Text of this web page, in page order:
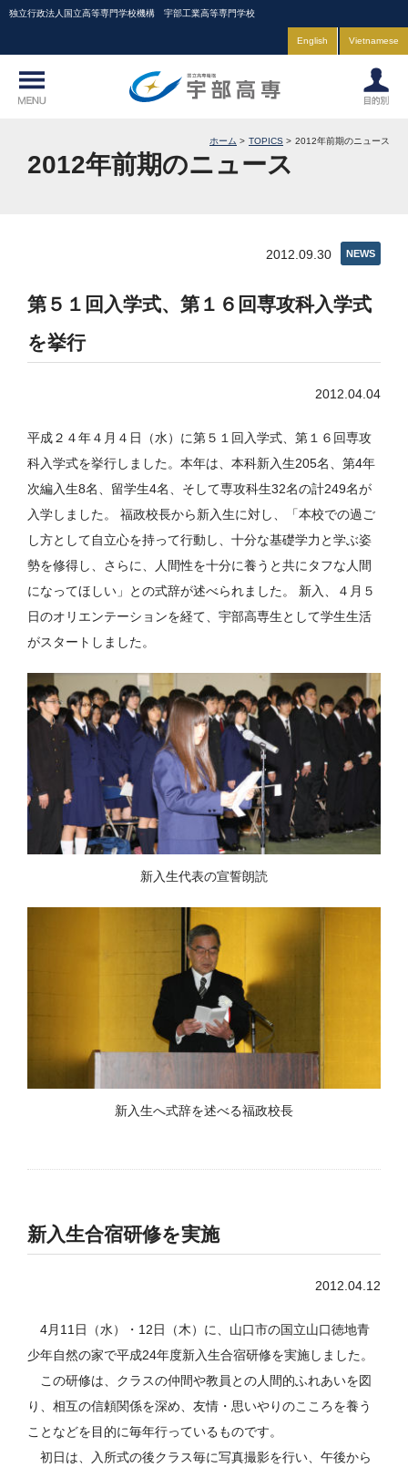
独立行政法人国立高等専門学校機構 宇部工業高等専門学校
English Vietnamese
ホーム TOPICS 2012年前期のニュース
2012年前期のニュース
NEWS
2012.09.30
第５１回入学式、第１６回専攻科入学式
を挙行
2012.04.04
平成２４年４月４日（水）に第５１回入学式、第１６回専攻
科入学式を挙行しました。本年は、本科新入生205名、第4年
次編入生8名、留学生4名、そして専攻科生32名の計249名が
入学しました。 福政校長から新入生に対し、「本校での過ご
し方として自立心を持って行動し、十分な基礎学力と学ぶ姿
勢を修得し、さらに、人間性を十分に養うと共にタフな人間
になってほしい」との式辞が述べられました。 新入、４月５
日のオリエンテーションを経て、宇部高専生として学生生活
がスタートしました。
新入生代表の宣誓朗読
新入生へ式辞を述べる福政校長
新入生合宿研修を実施
2012.04.12
4月11日（水）・12日（木）に、山口市の国立山口徳地青
少年自然の家で平成24年度新入生合宿研修を実施しました。
この研修は、クラスの仲間や教員との人間的ふれあいを図
り、相互の信頼関係を深め、友情・思いやりのこころを養う
ことなどを目的に毎年行っているものです。
初日は、入所式の後クラス毎に写真撮影を行い、午後から